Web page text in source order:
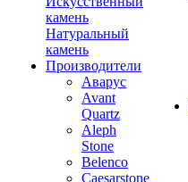
камень
Натуральный
камень
Производители
Аварус
Avant
Quartz
Aleph
Stone
Belenco
Caesarstone